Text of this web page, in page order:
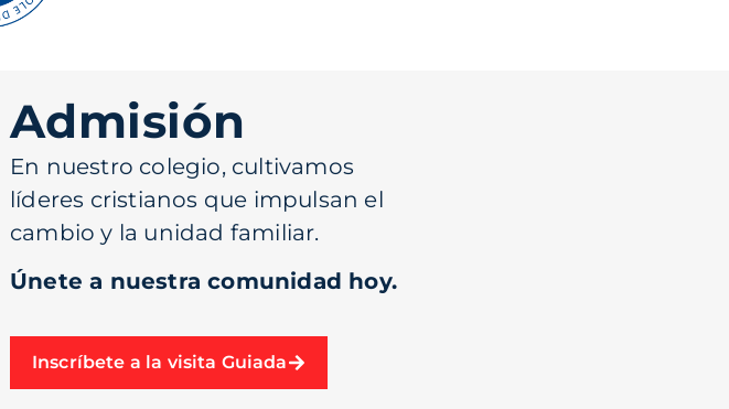
Admisión
En nuestro colegio, cultivamos
líderes cristianos que impulsan el
cambio y la unidad familiar.
Únete a nuestra comunidad hoy.
Inscríbete a la visita Guiada